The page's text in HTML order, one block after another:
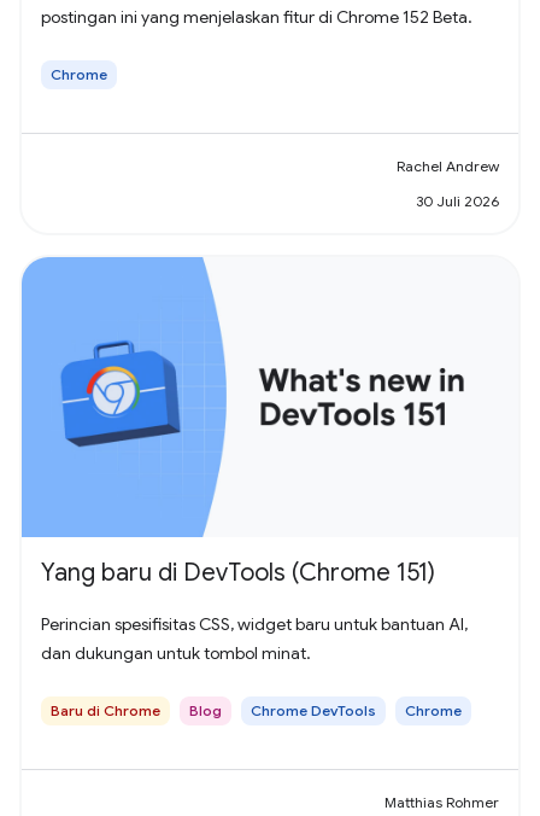
postingan ini yang menjelaskan fitur di Chrome 152 Beta.
Chrome
Rachel Andrew
30 Juli 2026
Yang baru di DevTools (Chrome 151)
Perincian spesifisitas CSS, widget baru untuk bantuan AI,
dan dukungan untuk tombol minat.
Baru di Chrome Blog Chrome DevTools Chrome
Matthias Rohmer